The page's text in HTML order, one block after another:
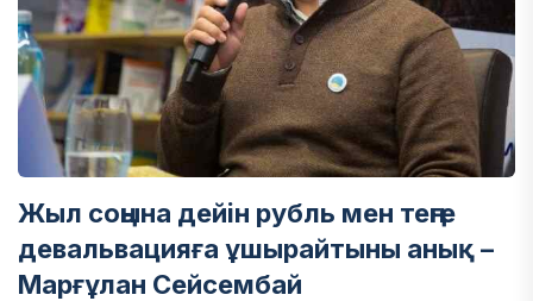
Жыл соңына дейін рубль мен теңге
девальвацияға ұшырайтыны анық –
Марғұлан Сейсембай